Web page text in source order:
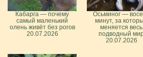
Кабарга — почему
самый маленький
олень живёт без рогов
20.07.2026
Осьминог —
минут, за
меняется весь
подводный
20.07.2026